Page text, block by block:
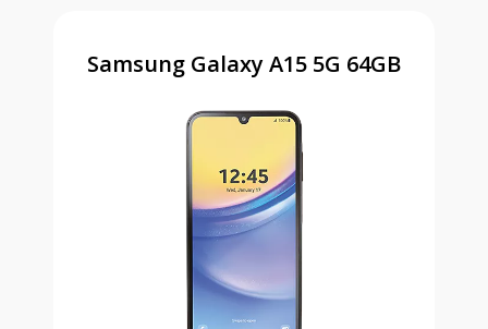
Samsung Galaxy A15 5G 64GB